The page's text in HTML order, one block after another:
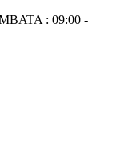
: 09:00 -